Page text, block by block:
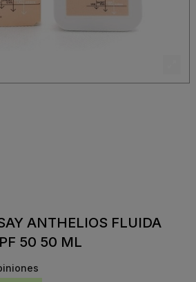
ANTHELIOS FLUIDA
50 50 ML